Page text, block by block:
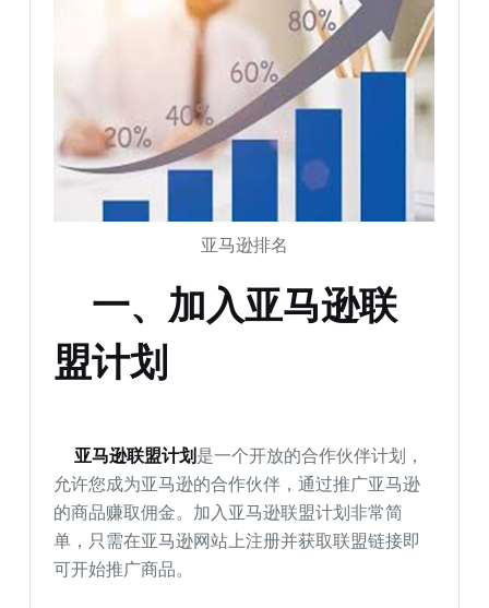
亚马逊排名
一、加入亚马逊联
盟计划
亚马逊联盟计划是一个开放的合作伙伴计划，
允许您成为亚马逊的合作伙伴，通过推广亚马逊
的商品赚取佣金。加入亚马逊联盟计划非常简
单，只需在亚马逊网站上注册并获取联盟链接即
可开始推广商品。